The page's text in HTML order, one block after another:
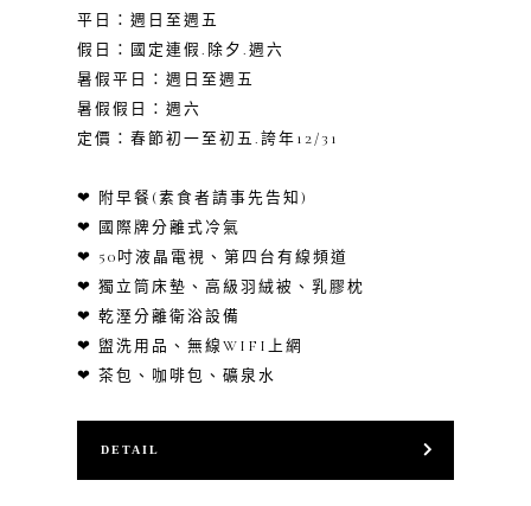
平日：週日至週五
假日：國定連假.除夕.週六
暑假平日：週日至週五
暑假假日：週六
定價：春節初一至初五.誇年12/31
❤ 附早餐(素食者請事先告知)
❤ 國際牌分離式冷氣
❤ 50吋液晶電視、第四台有線頻道
❤ 獨立筒床墊、高級羽絨被、乳膠枕
❤ 乾溼分離衛浴設備
❤ 盥洗用品、無線WIFI上網
❤ 茶包、咖啡包、礦泉水
DETAIL